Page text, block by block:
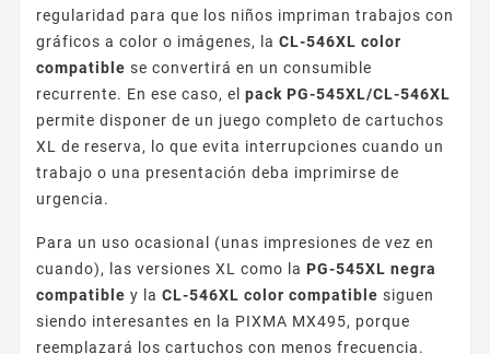
regularidad para que los niños impriman trabajos con
gráficos a color o imágenes, la CL-546XL color
compatible se convertirá en un consumible
recurrente. En ese caso, el pack PG-545XL/CL-546XL
permite disponer de un juego completo de cartuchos
XL de reserva, lo que evita interrupciones cuando un
trabajo o una presentación deba imprimirse de
urgencia.
Para un uso ocasional (unas impresiones de vez en
cuando), las versiones XL como la PG-545XL negra
compatible y la CL-546XL color compatible siguen
siendo interesantes en la PIXMA MX495, porque
reemplazará los cartuchos con menos frecuencia.